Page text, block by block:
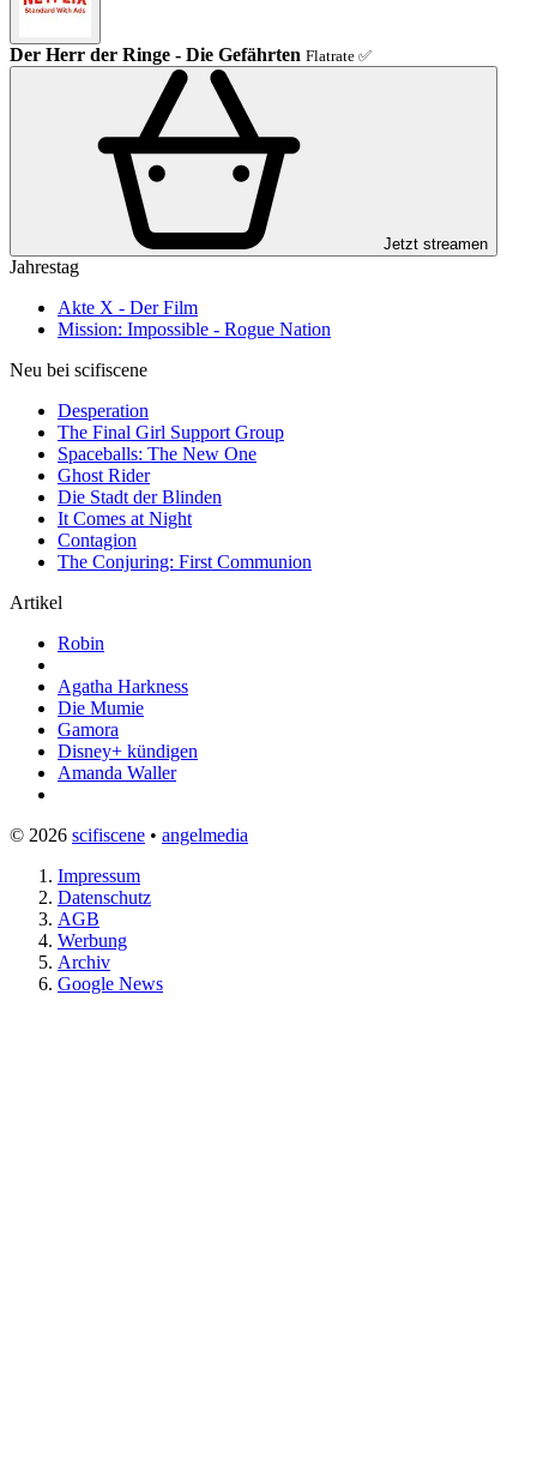
Der Herr der Ringe - Die Gefährten Flatrate ✅
Jetzt streamen
Jahrestag
Akte X - Der Film
Mission: Impossible - Rogue Nation
Neu bei scifiscene
Desperation
The Final Girl Support Group
Spaceballs: The New One
Ghost Rider
Die Stadt der Blinden
It Comes at Night
Contagion
The Conjuring: First Communion
Artikel
Robin
Agatha Harkness
Die Mumie
Gamora
Disney+ kündigen
Amanda Waller
© 2026 scifiscene • angelmedia
Impressum
Datenschutz
AGB
Werbung
Archiv
Google News